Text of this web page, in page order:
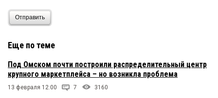
Отправить
Еще по теме
Под Омском почти построили распределительный центр
крупного маркетплейса – но возникла проблема
13 февраля 12:00 7 3160